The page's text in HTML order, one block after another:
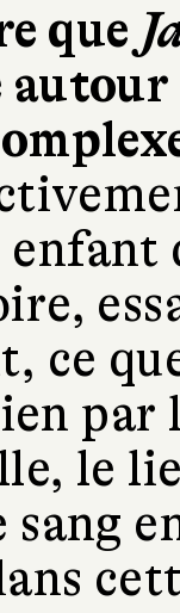
que
ce
par
le
sang